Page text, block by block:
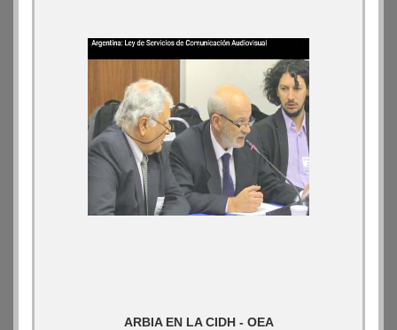
ARBIA EN LA CIDH - OEA